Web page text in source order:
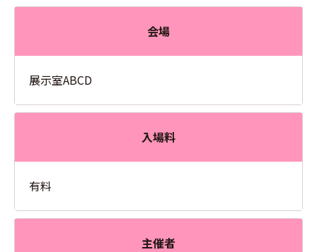
会場
展示室ABCD
入場料
有料
主催者